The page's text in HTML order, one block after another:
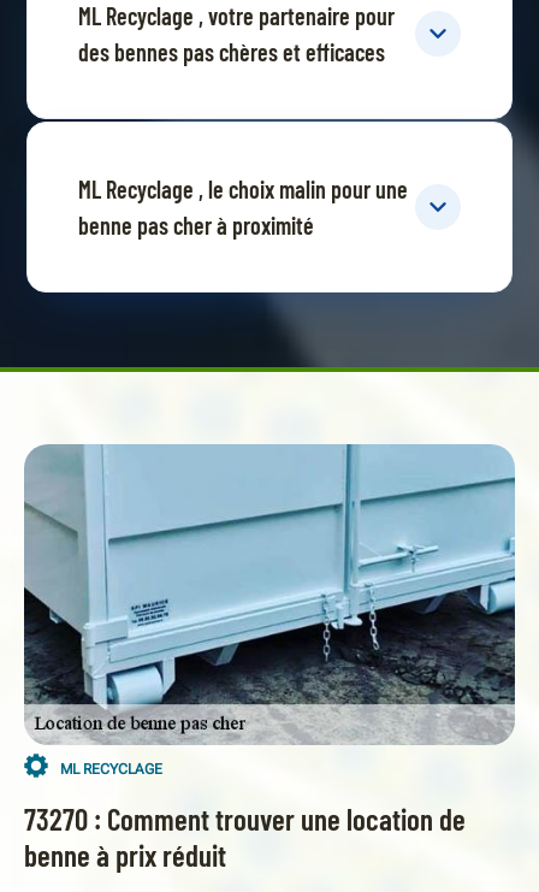
ML Recyclage , votre partenaire pour
des bennes pas chères et efficaces
ML Recyclage , le choix malin pour une
benne pas cher à proximité
ML RECYCLAGE
73270 : Comment trouver une location de
benne à prix réduit